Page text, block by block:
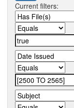
Current filters: